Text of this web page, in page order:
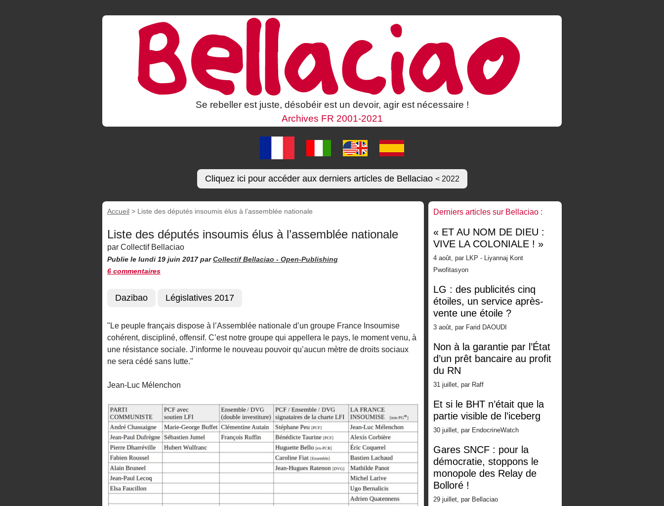
Se rebeller est juste, désobéir est un devoir, agir est nécessaire !
Archives FR 2001-2021
Cliquez ici pour accéder aux derniers articles de Bellaciao < 2022
Accueil > Liste des députés insoumis élus à l’assemblée nationale
Liste des députés insoumis élus à l’assemblée nationale
par Collectif Bellaciao
Publie le lundi 19 juin 2017parCollectif Bellaciao - Open-Publishing
6 commentaires
Dazibao Législatives 2017
"Le peuple français dispose à l’Assemblée nationale d’un groupe France Insoumise
cohérent, discipliné, offensif. C’est notre groupe qui appellera le pays, le moment venu, à
une résistance sociale. J’informe le nouveau pouvoir qu’aucun mètre de droits sociaux
ne sera cédé sans lutte."
Jean-Luc Mélenchon
Derniers articles sur Bellaciao :
« ET AU NOM DE DIEU :
VIVE LA COLONIALE ! »
4 août, par LKP - Liyannaj Kont
Pwofitasyon
LG : des publicités cinq
étoiles, un service après-
vente une étoile ?
3 août, par Farid DAOUDI
Non à la garantie par l’État
d’un prêt bancaire au profit
du RN
31 juillet, par Raff
Et si le BHT n’était que la
partie visible de l’iceberg
30 juillet, par EndocrineWatch
Gares SNCF : pour la
démocratie, stoppons le
monopole des Relay de
Bolloré !
29 juillet, par Bellaciao